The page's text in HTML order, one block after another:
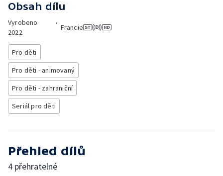
Obsah dílu
Vyrobeno
2022
•
Francie
Pro děti
Pro děti - animovaný
Pro děti - zahraniční
Seriál pro děti
Přehled dílů
4 přehratelné